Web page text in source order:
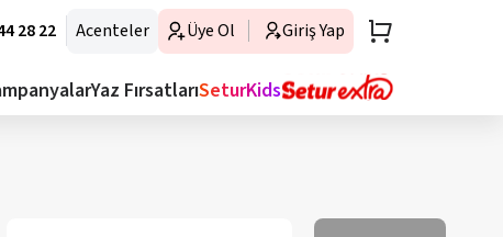
28 22 Acenteler Üye Ol Giriş Yap
Yaz FırsatlarıSeturKids